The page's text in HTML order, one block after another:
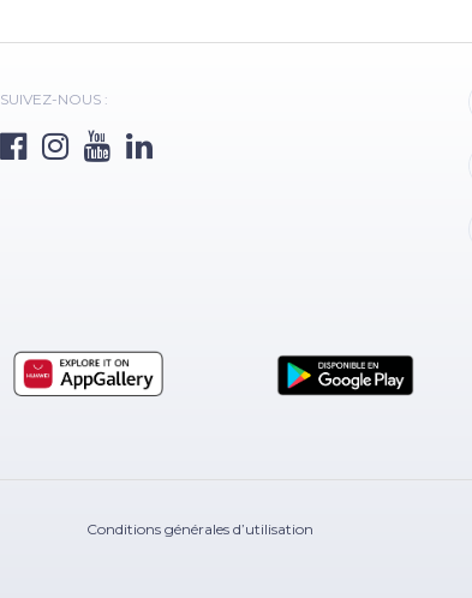
SUIVEZ-NOUS :
Conditions générales d’utilisation